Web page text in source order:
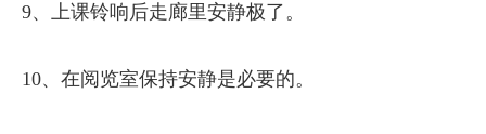
9、上课铃响后走廊里安静极了。
10、在阅览室保持安静是必要的。